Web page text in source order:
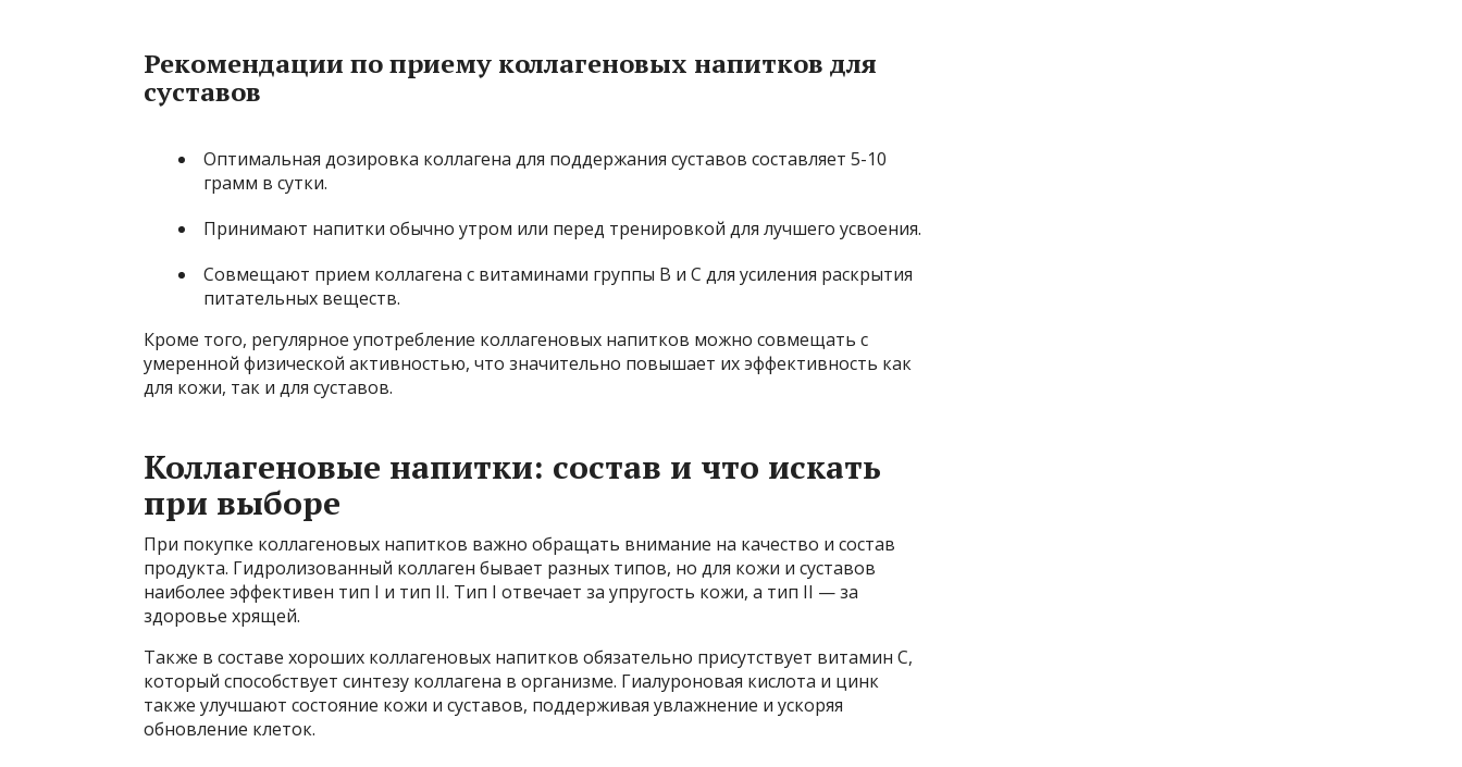
Рекомендации по приему коллагеновых напитков для
суставов
Оптимальная дозировка коллагена для поддержания суставов составляет 5-10
грамм в сутки.
Принимают напитки обычно утром или перед тренировкой для лучшего усвоения.
Совмещают прием коллагена с витаминами группы B и C для усиления раскрытия
питательных веществ.
Кроме того, регулярное употребление коллагеновых напитков можно совмещать с
умеренной физической активностью, что значительно повышает их эффективность как
для кожи, так и для суставов.
Коллагеновые напитки: состав и что искать
при выборе
При покупке коллагеновых напитков важно обращать внимание на качество и состав
продукта. Гидролизованный коллаген бывает разных типов, но для кожи и суставов
наиболее эффективен тип I и тип II. Тип I отвечает за упругость кожи, а тип II — за
здоровье хрящей.
Также в составе хороших коллагеновых напитков обязательно присутствует витамин C,
который способствует синтезу коллагена в организме. Гиалуроновая кислота и цинк
также улучшают состояние кожи и суставов, поддерживая увлажнение и ускоряя
обновление клеток.